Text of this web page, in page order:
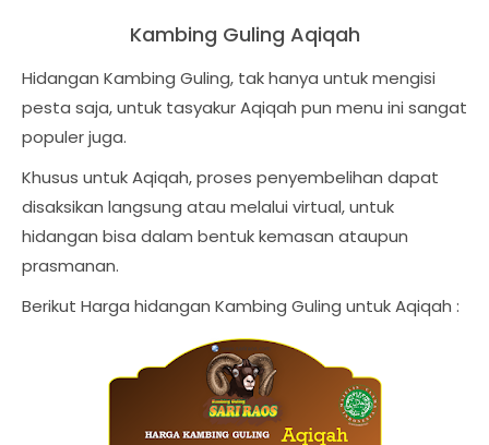
Kambing Guling Aqiqah
Hidangan Kambing Guling, tak hanya untuk mengisi
pesta saja, untuk tasyakur Aqiqah pun menu ini sangat
populer juga.
Khusus untuk Aqiqah, proses penyembelihan dapat
disaksikan langsung atau melalui virtual, untuk
hidangan bisa dalam bentuk kemasan ataupun
prasmanan.
Berikut Harga hidangan Kambing Guling untuk Aqiqah :